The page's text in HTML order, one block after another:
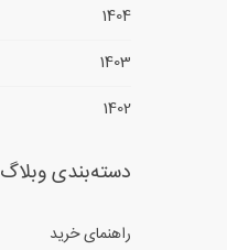
1404
1403
1402
دسته‌بندی وبلاگ
راهنمای خرید